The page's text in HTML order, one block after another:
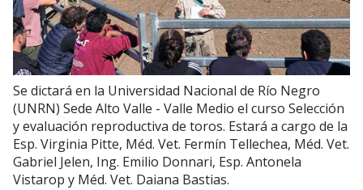
Se dictará en la Universidad Nacional de Río Negro
(UNRN) Sede Alto Valle - Valle Medio el curso Selección
y evaluación reproductiva de toros. Estará a cargo de la
Esp. Virginia Pitte, Méd. Vet. Fermín Tellechea, Méd. Vet.
Gabriel Jelen, Ing. Emilio Donnari, Esp. Antonela
Vistarop y Méd. Vet. Daiana Bastias.